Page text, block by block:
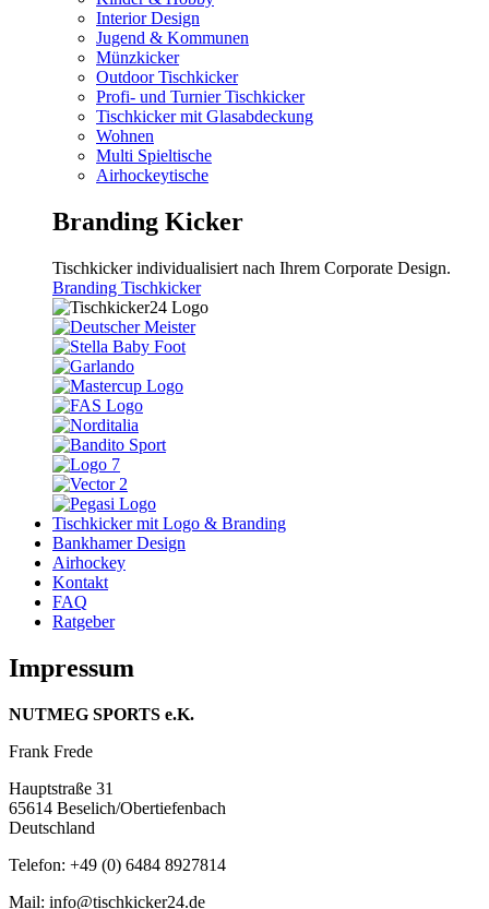
Interior Design
Jugend & Kommunen
Münzkicker
Outdoor Tischkicker
Profi- und Turnier Tischkicker
Tischkicker mit Glasabdeckung
Wohnen
Multi Spieltische
Airhockeytische
Branding Kicker
Tischkicker individualisiert nach Ihrem Corporate Design.
Branding Tischkicker
Tischkicker mit Logo & Branding
Bankhamer Design
Airhockey
Kontakt
FAQ
Ratgeber
Impressum
NUTMEG SPORTS e.K.
Frank Frede
Hauptstraße 31
65614 Beselich/Obertiefenbach
Deutschland
Telefon: +49 (0) 6484 8927814
Mail: info@tischkicker24.de